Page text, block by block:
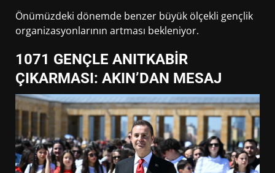
Önümüzdeki dönemde benzer büyük ölçekli gençlik
organizasyonlarının artması bekleniyor.
1071 GENÇLE ANITKABİR
ÇIKARMASI: AKIN’DAN MESAJ